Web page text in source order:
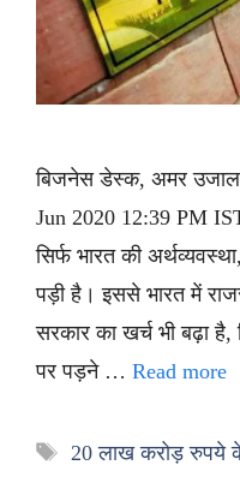
बिजनेस डेस्क, अमर
Jun 2020 12:39 PM
सिर्फ भारत की
पड़ी है। इससे भारत में
सरकार का खर्च भी बढ़ा
पर पड़ने … Read more
Tags
20 लाख करोड़ रुपये